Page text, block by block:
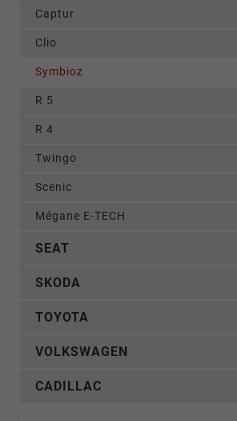
Captur
Clio
Symbioz
R 5
R 4
Twingo
Scenic
Mégane E-TECH
SEAT
SKODA
TOYOTA
VOLKSWAGEN
CADILLAC